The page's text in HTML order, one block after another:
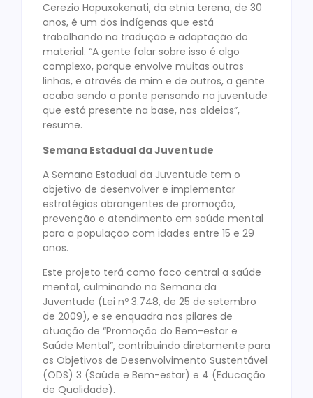
Cerezio Hopuxokenati, da etnia terena, de 30
anos, é um dos indígenas que está
trabalhando na tradução e adaptação do
material. “A gente falar sobre isso é algo
complexo, porque envolve muitas outras
linhas, e através de mim e de outros, a gente
acaba sendo a ponte pensando na juventude
que está presente na base, nas aldeias”,
resume.
Semana Estadual da Juventude
A Semana Estadual da Juventude tem o
objetivo de desenvolver e implementar
estratégias abrangentes de promoção,
prevenção e atendimento em saúde mental
para a população com idades entre 15 e 29
anos.
Este projeto terá como foco central a saúde
mental, culminando na Semana da
Juventude (Lei nº 3.748, de 25 de setembro
de 2009), e se enquadra nos pilares de
atuação de “Promoção do Bem-estar e
Saúde Mental”, contribuindo diretamente para
os Objetivos de Desenvolvimento Sustentável
(ODS) 3 (Saúde e Bem-estar) e 4 (Educação
de Qualidade).